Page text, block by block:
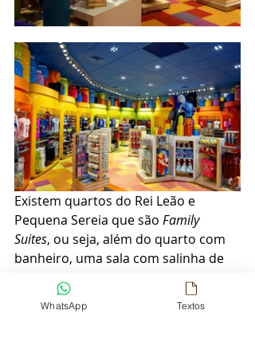
Existem quartos do Rei Leão e
Pequena Sereia que são Family
Suites, ou seja, além do quarto com
banheiro, uma sala com salinha de
jantar, o sofá da sala vira uma cama
de casal e a mesa da salinha de
jantar também pode virar,
WhatsApp Textos